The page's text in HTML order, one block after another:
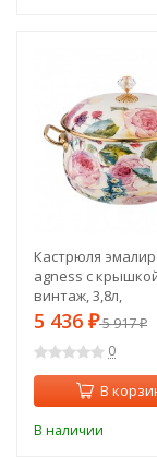
Кастрюля
agness с
винтаж, 3,8л,
диаметр=20см
5 436 ₽5 917₽
0
В
В наличии